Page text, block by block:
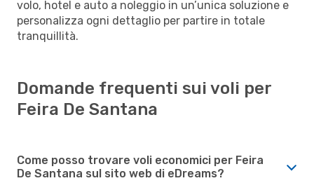
volo, hotel e auto a noleggio in un’unica soluzione e
personalizza ogni dettaglio per partire in totale
tranquillità.
Domande frequenti sui voli per
Feira De Santana
Come posso trovare voli economici per Feira
De Santana sul sito web di eDreams?